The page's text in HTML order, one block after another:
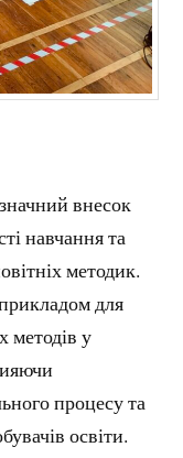
внесок
навчання та
методик.
для
методів у
процесу та
освіти.